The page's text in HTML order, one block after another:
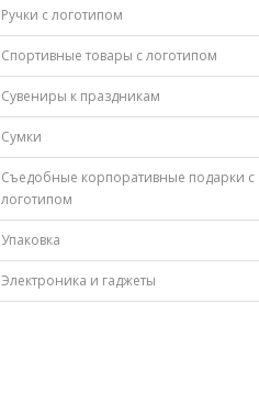
Ручки с логотипом
Спортивные товары с логотипом
Сувениры к праздникам
Сумки
Съедобные корпоративные подарки с
логотипом
Упаковка
Электроника и гаджеты